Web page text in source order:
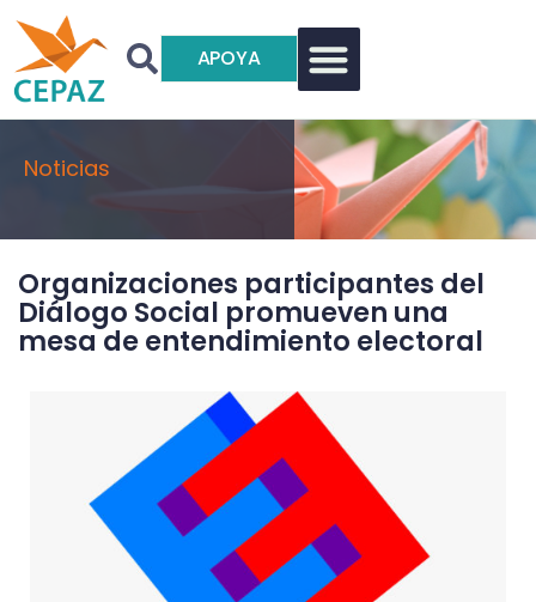
APOYA
Noticias
Organizaciones participantes del
Diálogo Social promueven una
mesa de entendimiento electoral